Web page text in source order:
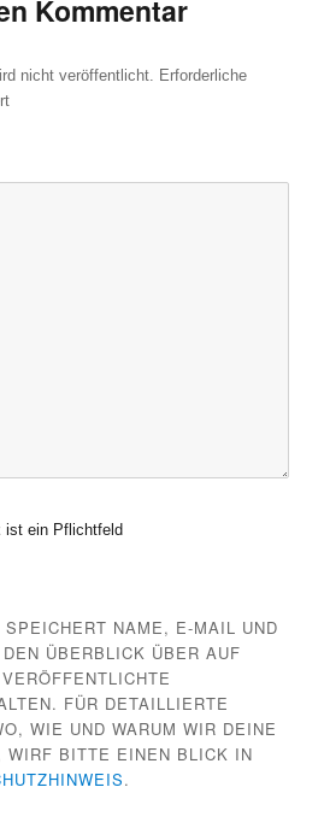
Kommentar
nicht veröffentlicht. Erforderliche
ist ein Pflichtfeld
NAME, E-MAIL UND
ÜBERBLICK ÜBER AUF
FÜR DETAILLIERTE
WIE UND WARUM WIR DEINE
WIRF BITTE EINEN BLICK IN
.